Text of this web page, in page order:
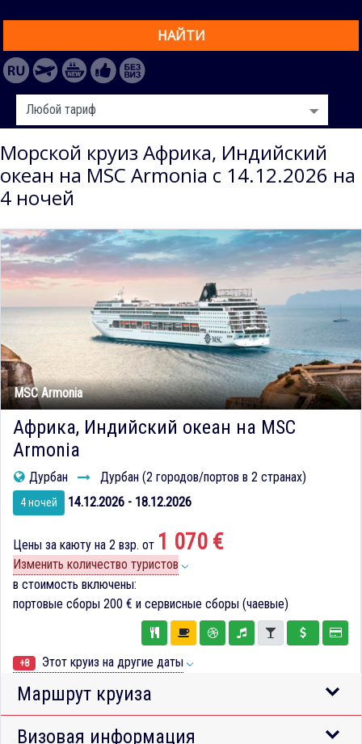
НАЙТИ
Морской круиз Африка, Индийский
океан на MSC Armonia с 14.12.2026 на
4 ночей
MSC Armonia
Африка, Индийский океан на MSC
Armonia
Дурбан Дурбан (2 городов/портов в 2 странах)
4 ночей 14.12.2026 - 18.12.2026
Цены за каюту на 2 взр. от 1 070 €
Изменить количество туристов
в стоимость включены:
портовые сборы 200 € и сервисные сборы (чаевые)
+8 Этот круиз на другие даты
Маршрут круиза
Визовая информация